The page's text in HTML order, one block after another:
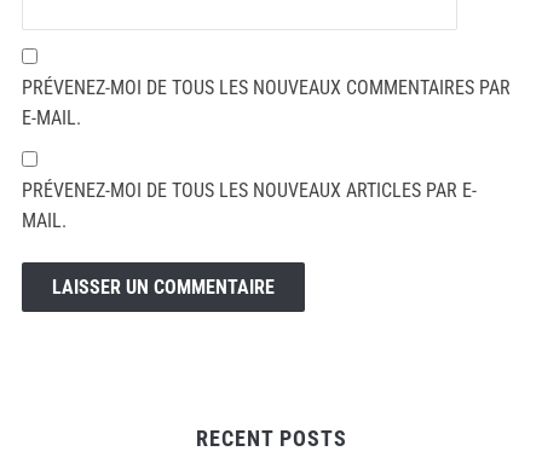
PRÉVENEZ-MOI DE TOUS LES NOUVEAUX COMMENTAIRES PAR
E-MAIL.
PRÉVENEZ-MOI DE TOUS LES NOUVEAUX ARTICLES PAR E-
MAIL.
RECENT POSTS